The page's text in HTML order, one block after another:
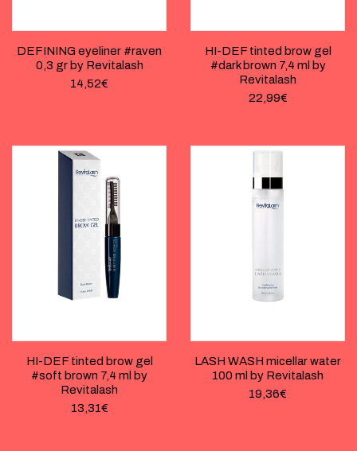
DEFINING eyeliner #raven
0,3 gr by Revitalash
14,52€
HI-DEF tinted brow gel
#dark brown 7,4 ml by
Revitalash
22,99€
HI-DEF tinted brow gel
#soft brown 7,4 ml by
Revitalash
13,31€
LASH WASH micellar water
100 ml by Revitalash
19,36€